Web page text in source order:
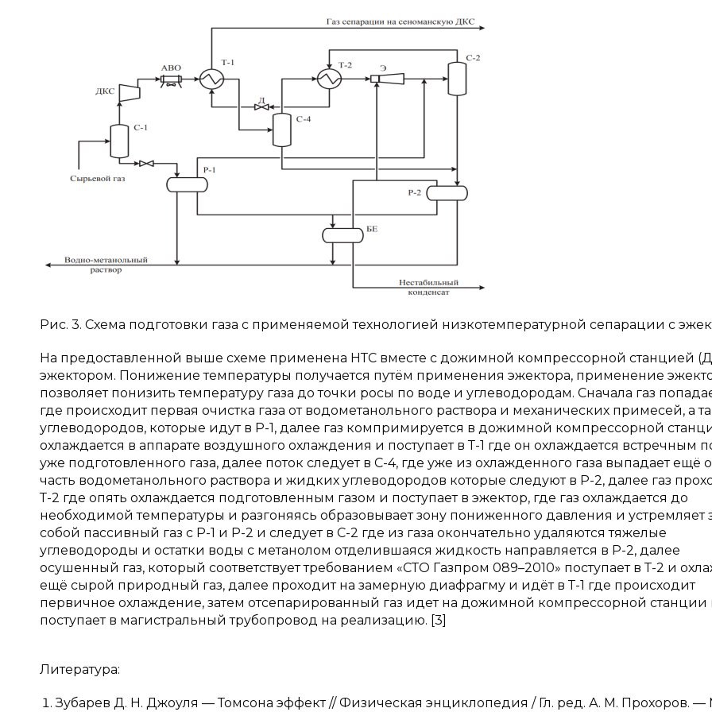
Рис. 3. Схема подготовки газа с применяемой технологией низкотемпературной сепарации с
На предоставленной выше схеме применена НТС вместе с дожимной компрессорной станцией
эжектором. Понижение температуры получается путём применения эжектора, применение
позволяет понизить температуру газа до точки росы по воде и углеводородам. Сначала газ
где происходит первая очистка газа от водометанольного раствора и механических примесей, а
углеводородов, которые идут в Р-1, далее газ компримируется в дожимной компрессорной
охлаждается в аппарате воздушного охлаждения и поступает в Т-1 где он охлаждается встречным
уже подготовленного газа, далее поток следует в С-4, где уже из охлажденного газа выпадает ещё
часть водометанольного раствора и жидких углеводородов которые следуют в Р-2, далее газ
Т-2 где опять охлаждается подготовленным газом и поступает в эжектор, где газ охлаждается до
необходимой температуры и разгоняясь образовывает зону пониженного давления и устремляет
собой пассивный газ с Р-1 и Р-2 и следует в С-2 где из газа окончательно удаляются тяжелые
углеводороды и остатки воды с метанолом отделившаяся жидкость направляется в Р-2, далее
осушенный газ, который соответствует требованием «СТО Газпром 089–2010» поступает в Т-2 и
ещё сырой природный газ, далее проходит на замерную диафрагму и идёт в Т-1 где происходит
первичное охлаждение, затем отсепарированный газ идет на дожимной компрессорной станции
поступает в магистральный трубопровод на реализацию. [3]
Литература:
Зубарев Д. Н. Джоуля — Томсона эффект // Физическая энциклопедия / Гл. ред. А. М. Прохоров. —